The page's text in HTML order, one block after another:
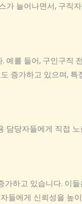
늘어나면서, 구직
를 들어, 구인구직
증가하고 있으며,
당자들에게 직접
하고 있습니다. 이
들에게 신뢰성을 높